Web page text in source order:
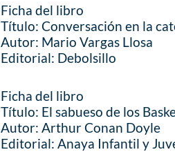
Ficha del libro
Título: Conversación en la
Autor: Mario Vargas Llosa
Editorial: Debolsillo
Ficha del libro
Título: El sabueso de los
Autor: Arthur Conan Doyle
Editorial: Anaya Infantil y